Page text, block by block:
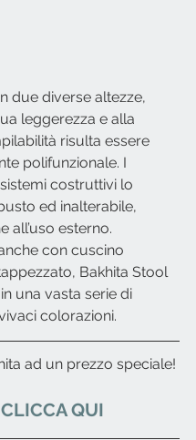
due diverse altezze,
leggerezza e alla
risulta essere
polifunzionale. I
costruttivi lo
ed inalterabile,
all’uso esterno.
con cuscino
Bakhita Stool
una vasta serie di
colorazioni.
ad un prezzo speciale!
  CLICCA QUI